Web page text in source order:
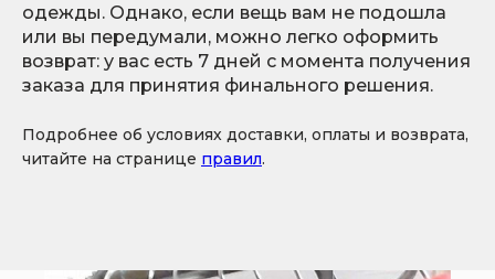
одежды. Однако, если вещь вам не подошла
или вы передумали, можно легко оформить
возврат: у вас есть 7 дней с момента получения
заказа для принятия финального решения.
Подробнее об условиях доставки, оплаты и возврата,
читайте на странице правил.